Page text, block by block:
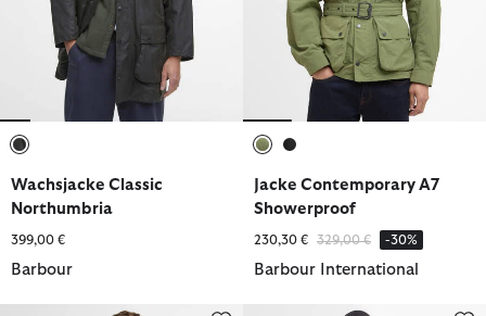
Wachsjacke Classic
Northumbria
399,00 €
Barbour
Jacke Contemporary A7
Showerproof
230,30 € Reduziert von
329,00 €bis-30%
Barbour International